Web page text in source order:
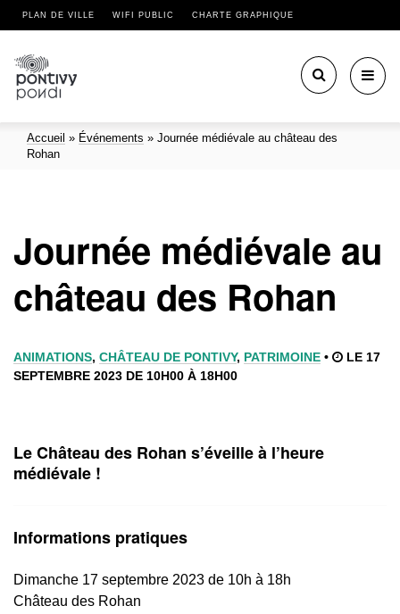
PLAN DE VILLE WIFI PUBLIC CHARTE GRAPHIQUE
Accueil » Événements » Journée médiévale au château des
Rohan
Journée médiévale au
château des Rohan
ANIMATIONS, CHÂTEAU DE PONTIVY, PATRIMOINE •
LE 17
SEPTEMBRE 2023 DE 10H00 À 18H00
Le Château des Rohan s’éveille à l’heure
médiévale !
Informations pratiques
Dimanche 17 septembre 2023 de 10h à 18h
Château des Rohan